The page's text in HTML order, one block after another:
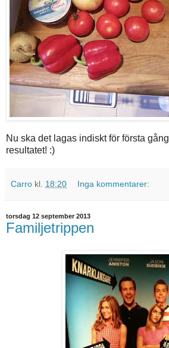
Nu ska det lagas indiskt för första
resultatet! :)
Carro kl. 18:20 Inga kommentarer:
torsdag 12 september 2013
Familjetrippen